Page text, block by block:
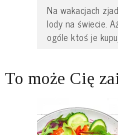
Na wakacjach
lody na świecie.
ogóle ktoś je
To może Cię